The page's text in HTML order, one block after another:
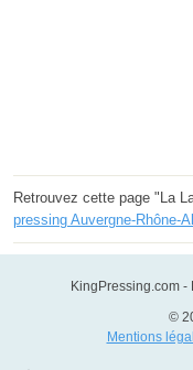
Retrouvez cette page "La
pressing Auvergne-Rhône-
KingPressing.com -
©
Mentions